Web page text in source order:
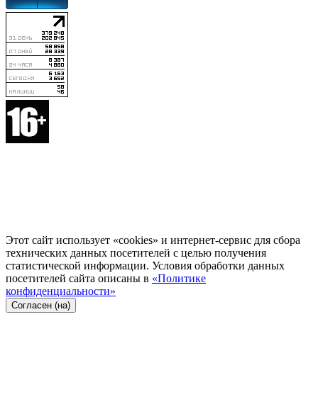
Этот сайт использует «cookies» и интернет-сервис для сбора
технических данных посетителей с целью получения
статистической информации. Условия обработки данных
посетителей сайта описаны в «Политике
конфиденциальности»
Согласен (на)